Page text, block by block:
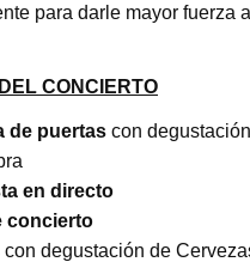
para darle mayor fuerza
CONCIERTO
de puertas con
en directo
concierto
con degustación de